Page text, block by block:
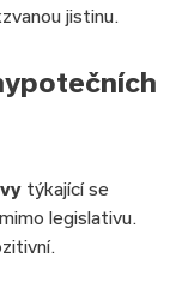
jistinu.
týkající se
legislativu.